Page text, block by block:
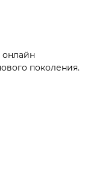
онлайн
поколения.